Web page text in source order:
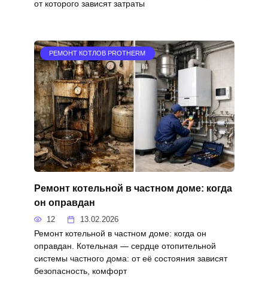
от которого зависят затраты
РЕМОНТ КОТЛОВ PROTHERM
Ремонт котельной в частном доме: когда
он оправдан
12 13.02.2026
Ремонт котельной в частном доме: когда он
оправдан. Котельная — сердце отопительной
системы частного дома: от её состояния зависят
безопасность, комфорт